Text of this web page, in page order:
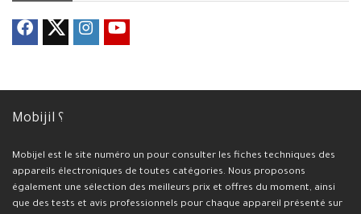
Mobijil ؟
Mobijel est le site numéro un pour consulter les fiches techniques des
appareils électroniques de toutes catégories. Nous proposons
également une sélection des meilleurs prix et offres du moment, ainsi
que des tests et avis professionnels pour chaque appareil présenté sur